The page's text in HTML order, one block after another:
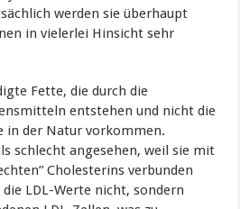
werden sie überhaupt
in vielerlei Hinsicht sehr
Fette, die durch die
entstehen und nicht die
in der Natur vorkommen.
schlecht angesehen, weil sie mit
Cholesterins verbunden
LDL-Werte nicht, sondern